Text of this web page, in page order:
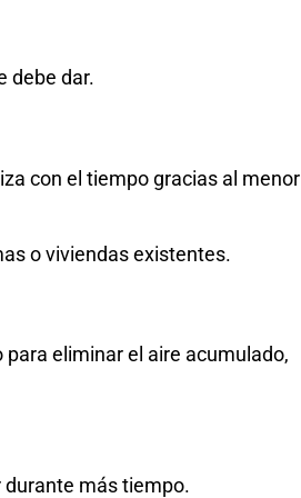
debe dar.
con el tiempo gracias al menor
o viviendas existentes.
para eliminar el aire acumulado,
durante más tiempo.